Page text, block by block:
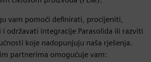
vam pomoći definirati, procijeniti,
održavati integracije Parasolida ili razviti
koje nadopunjuju naša rješenja.
partnerima omogućuje vam: